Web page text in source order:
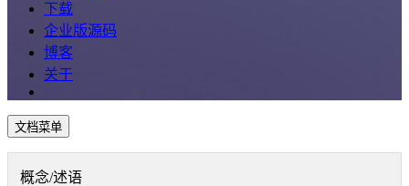
下载
企业版源码
博客
关于
文档菜单
概念/述语